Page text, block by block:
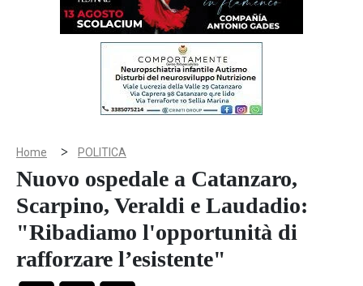
Home > POLITICA
Nuovo ospedale a Catanzaro,
Scarpino, Veraldi e Laudadio:
"Ribadiamo l'opportunità di
rafforzare l’esistente"